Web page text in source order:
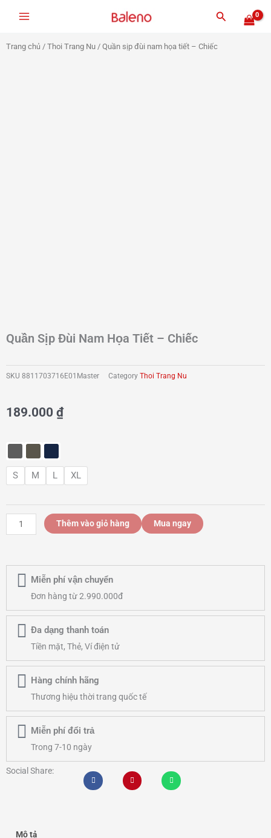
dung
Tìm
Trang chủ / Thoi Trang Nu / Quần sịp đùi nam họa tiết – Chiếc
Quần Sịp Đùi Nam Họa Tiết – Chiếc
SKU 8811703716E01Master Category Thoi Trang Nu
189.000 ₫
S M L XL
Quần
sịp
đùi
họa
-
số
Thêm vào giỏ hàng Mua ngay
Miễn phí vận chuyển
Đơn hàng từ 2.990.000đ
Đa dạng thanh toán
Tiền mặt, Thẻ, Ví điện tử
Hàng chính hãng
Thương hiệu thời trang quốc tế
Miễn phí đổi trả
Trong 7-10 ngày
Social Share:
Mô tả